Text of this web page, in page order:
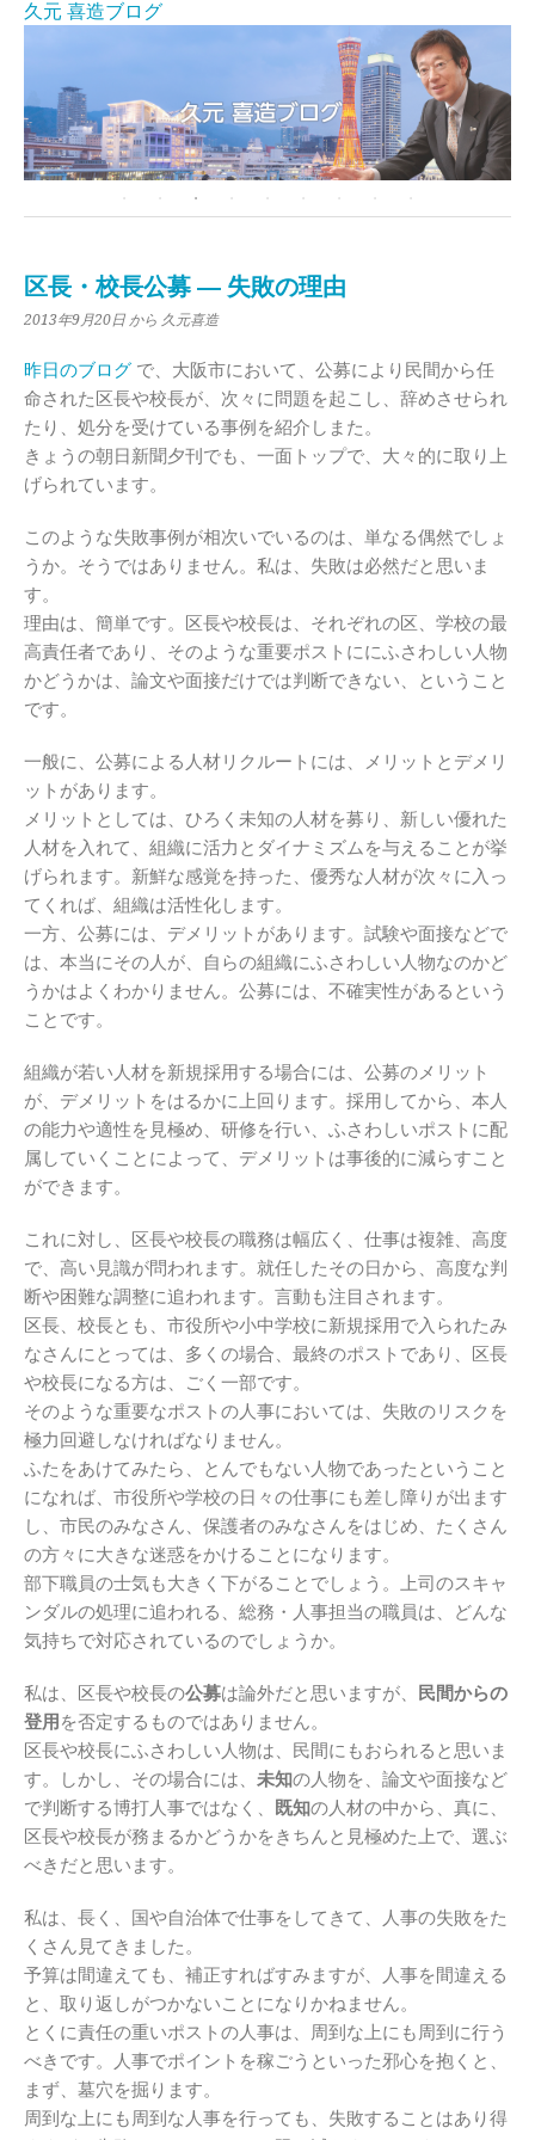
久元 喜造ブログ
区長・校長公募 ― 失敗の理由
2013年9月20日 から 久元喜造
昨日のブログ で、大阪市において、公募により民間から任
命された区長や校長が、次々に問題を起こし、辞めさせられ
たり、処分を受けている事例を紹介しまた。
きょうの朝日新聞夕刊でも、一面トップで、大々的に取り上
げられています。
このような失敗事例が相次いでいるのは、単なる偶然でしょ
うか。そうではありません。私は、失敗は必然だと思いま
す。
理由は、簡単です。区長や校長は、それぞれの区、学校の最
高責任者であり、そのような重要ポストににふさわしい人物
かどうかは、論文や面接だけでは判断できない、ということ
です。
一般に、公募による人材リクルートには、メリットとデメリ
ットがあります。
メリットとしては、ひろく未知の人材を募り、新しい優れた
人材を入れて、組織に活力とダイナミズムを与えることが挙
げられます。新鮮な感覚を持った、優秀な人材が次々に入っ
てくれば、組織は活性化します。
一方、公募には、デメリットがあります。試験や面接などで
は、本当にその人が、自らの組織にふさわしい人物なのかど
うかはよくわかりません。公募には、不確実性があるという
ことです。
組織が若い人材を新規採用する場合には、公募のメリット
が、デメリットをはるかに上回ります。採用してから、本人
の能力や適性を見極め、研修を行い、ふさわしいポストに配
属していくことによって、デメリットは事後的に減らすこと
ができます。
これに対し、区長や校長の職務は幅広く、仕事は複雑、高度
で、高い見識が問われます。就任したその日から、高度な判
断や困難な調整に追われます。言動も注目されます。
区長、校長とも、市役所や小中学校に新規採用で入られたみ
なさんにとっては、多くの場合、最終のポストであり、区長
や校長になる方は、ごく一部です。
そのような重要なポストの人事においては、失敗のリスクを
極力回避しなければなりません。
ふたをあけてみたら、とんでもない人物であったということ
になれば、市役所や学校の日々の仕事にも差し障りが出ます
し、市民のみなさん、保護者のみなさんをはじめ、たくさん
の方々に大きな迷惑をかけることになります。
部下職員の士気も大きく下がることでしょう。上司のスキャ
ンダルの処理に追われる、総務・人事担当の職員は、どんな
気持ちで対応されているのでしょうか。
私は、区長や校長の公募は論外だと思いますが、
民間からの
登用 を否定するものではありません。
区長や校長にふさわしい人物は、民間にもおられると思いま
す。しかし、その場合には、 未知の人物を、論文や面接など
で判断する博打人事ではなく、
既知の人材の中から、真に、
区長や校長が務まるかどうかをきちんと見極めた上で、選ぶ
べきだと思います。
私は、長く、国や自治体で仕事をしてきて、人事の失敗をた
くさん見てきました。
予算は間違えても、補正すればすみますが、人事を間違える
と、取り返しがつかないことになりかねません。
とくに責任の重いポストの人事は、周到な上にも周到に行う
べきです。人事でポイントを稼ごうといった邪心を抱くと、
まず、墓穴を掘ります。
周到な上にも周到な人事を行っても、失敗することはあり得